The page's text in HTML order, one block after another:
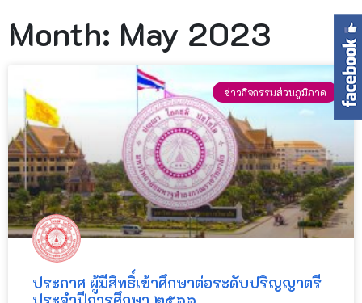
Month: May 2023
ข่าวกิจกรรมส่วนภูมิภาค
ประกาศ ผู้มีสิทธิ์เข้าศึกษาต่อระดับปริญญาตรี